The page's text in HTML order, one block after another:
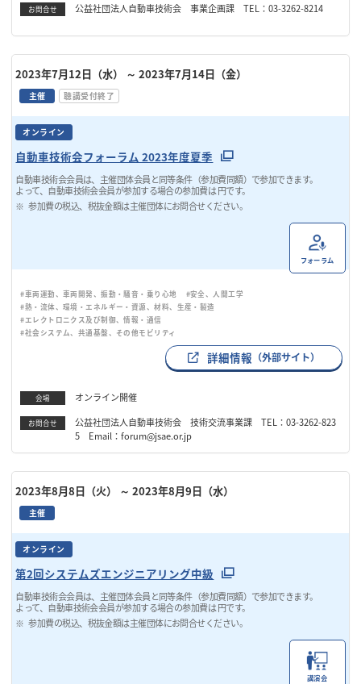
お問合せ 公益社団法人自動車技術会 事業企画課 TEL：03-3262-8214
2023年7月12日（水） ～ 2023年7月14日（金）
主催 聴講受付終了
オンライン
自動車技術会フォーラム 2023年度夏季
自動車技術会会員は、主催団体会員と同等条件（参加費同額）で参加できます。
よって、自動車技術会会員が参加する場合の参加費は 円です。
参加費の税込、税抜金額は主催団体にお問合せください。
フォーラム
#車両運動、車両開発、振動・騒音・乗り心地
#安全、人間工学
#熱・流体、環境・エネルギー・資源、材料、生産・製造
#エレクトロニクス及び制御、情報・通信
#社会システム、共通基盤、その他モビリティ
詳細情報 （外部サイト）
会場 オンライン開催
お問合せ
公益社団法人自動車技術会 技術交流事業課 TEL：03-3262-823
5 Email：forum@jsae.or.jp
2023年8月8日（火） ～ 2023年8月9日（水）
主催
オンライン
第2回システムズエンジニアリング中級
自動車技術会会員は、主催団体会員と同等条件（参加費同額）で参加できます。
よって、自動車技術会会員が参加する場合の参加費は 円です。
参加費の税込、税抜金額は主催団体にお問合せください。
講演会